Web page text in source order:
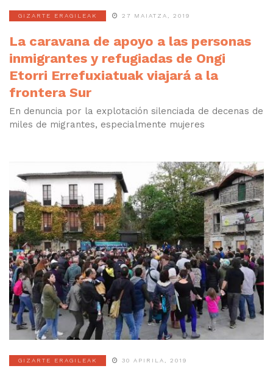
GIZARTE ERAGILEAK 27 MAIATZA, 2019
La caravana de apoyo a las personas
inmigrantes y refugiadas de Ongi
Etorri Errefuxiatuak viajará a la
frontera Sur
En denuncia por la explotación silenciada de decenas de
miles de migrantes, especialmente mujeres
GIZARTE ERAGILEAK 30 APIRILA, 2019